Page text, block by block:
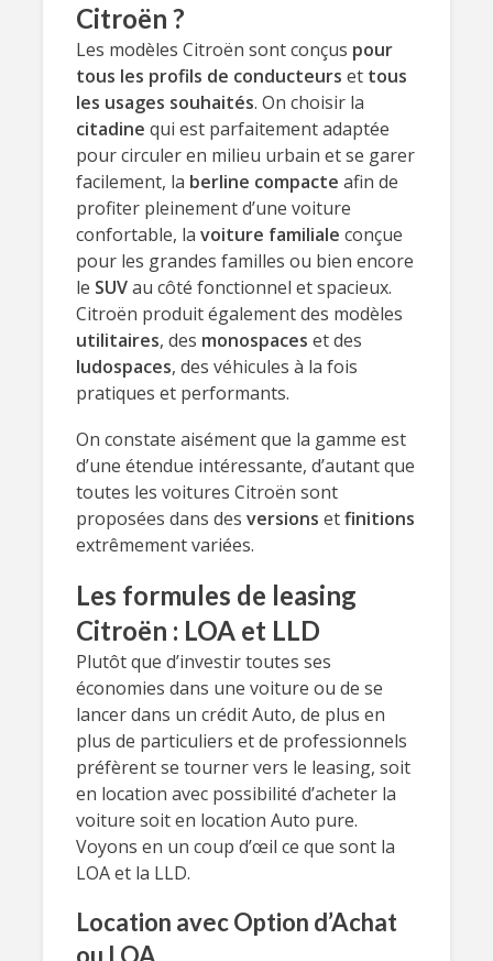
Citroën ?
Les modèles Citroën sont conçus pour
tous les profils de conducteurs et tous
les usages souhaités. On choisir la
citadine qui est parfaitement adaptée
pour circuler en milieu urbain et se garer
facilement, la berline compacte afin de
profiter pleinement d’une voiture
confortable, la voiture familiale conçue
pour les grandes familles ou bien encore
le SUVau côté fonctionnel et spacieux.
Citroën produit également des modèles
utilitaires, des monospaces et des
ludospaces, des véhicules à la fois
pratiques et performants.
On constate aisément que la gamme est
d’une étendue intéressante, d’autant que
toutes les voitures Citroën sont
proposées dans des versions etfinitions
extrêmement variées.
Les formules de leasing
Citroën : LOA et LLD
Plutôt que d’investir toutes ses
économies dans une voiture ou de se
lancer dans un crédit Auto, de plus en
plus de particuliers et de professionnels
préfèrent se tourner vers le leasing, soit
en location avec possibilité d’acheter la
voiture soit en location Auto pure.
Voyons en un coup d’œil ce que sont la
LOA et la LLD.
Location avec Option d’Achat
ou LOA